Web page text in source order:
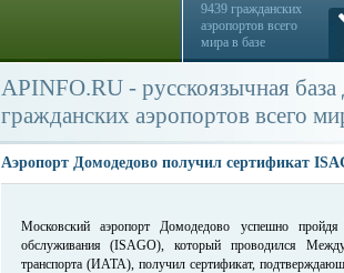
9439 гражданских
аэропортов всего
мира в базе
APINFO.RU - русскоязычная
гражданских аэропортов всего
Аэропорт Домодедово получил сертификат
Московский аэропорт Домодедово успешно пройдя
обслуживания (ISAGO), который проводился
транспорта (ИАТА), получил сертификат,